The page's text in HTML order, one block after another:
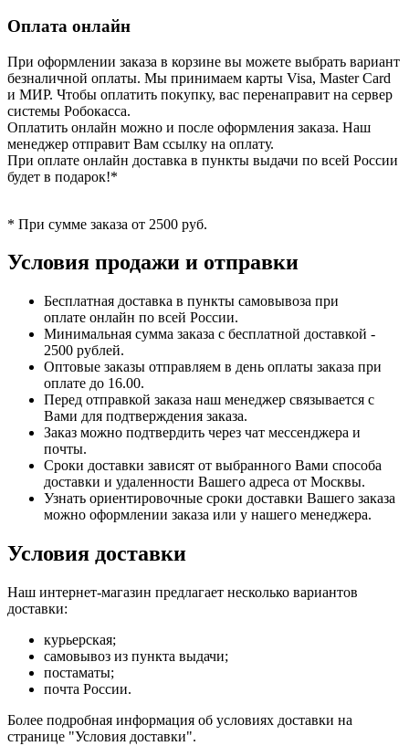
Оплата онлайн
При оформлении заказа в корзине вы можете выбрать вариант
безналичной оплаты. Мы принимаем карты Visa, Master Card
и МИР. Чтобы оплатить покупку, вас перенаправит на сервер
системы Робокасса.
Оплатить онлайн можно и после оформления заказа. Наш
менеджер отправит Вам ссылку на оплату.
При оплате онлайн доставка в пункты выдачи по всей России
будет в подарок!*
* При сумме заказа от 2500 руб.
Условия продажи и отправки
Бесплатная доставка в пункты самовывоза при
оплате онлайн по всей России.
Минимальная сумма заказа с бесплатной доставкой -
2500 рублей.
Оптовые заказы отправляем в день оплаты заказа при
оплате до 16.00.
Перед отправкой заказа наш менеджер связывается с
Вами для подтверждения заказа.
Заказ можно подтвердить через чат мессенджера и
почты.
Сроки доставки зависят от выбранного Вами способа
доставки и удаленности Вашего адреса от Москвы.
Узнать ориентировочные сроки доставки Вашего заказа
можно оформлении заказа или у нашего менеджера.
Условия доставки
Наш интернет-магазин предлагает несколько вариантов
доставки:
курьерская;
самовывоз из пункта выдачи;
постаматы;
почта России.
Более подробная информация об условиях доставки на
странице "Условия доставки".